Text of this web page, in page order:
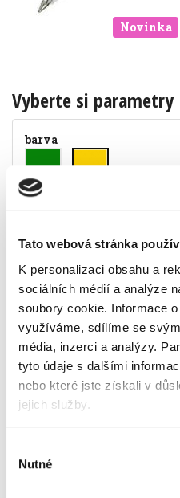
Tato webová stránka
K personalizaci obsahu a
sociálních médií a analýze
soubory cookie. Informace
využíváme, sdílíme se
média, inzerci a analýzy.
tyto údaje s dalšími
nebo které jste získali v
jejich služby.
souhlasu
Nutné
Novinka
Vyberte si parametry
barva
kuličkové gelové
stiskací
ergonomický
dokumentní inkoust
kulička z karbidu
průměr hrotu 0,7
stopa šíře 0,32 mm
limitovaná edice - povrchová úprava s jemnými